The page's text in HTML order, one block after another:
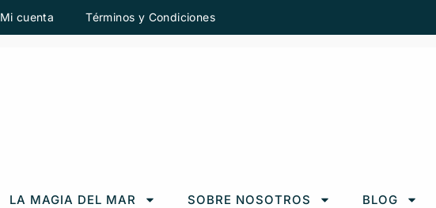
Mi cuenta Términos y Condiciones
LA MAGIA DEL MAR SOBRE NOSOTROS BLOG